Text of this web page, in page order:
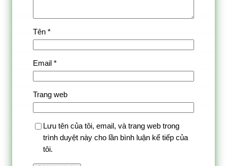
Tên *
Email *
Trang web
Lưu tên của tôi, email, và trang web trong
trình duyệt này cho lần bình luận kế tiếp của
tôi.